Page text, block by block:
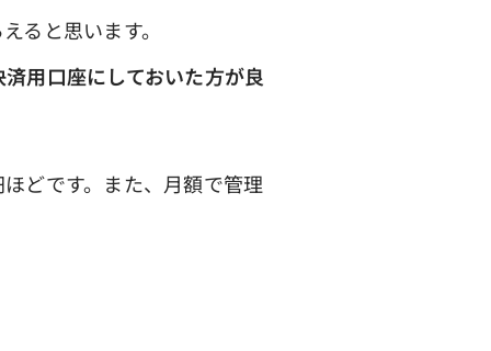
ると思います。
用口座にしておいた方が良
どです。また、月額で管理